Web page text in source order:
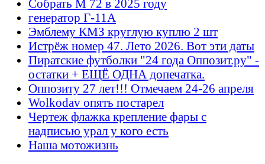
Собрать М 72 в 2025 году
генератор Г-11А
Эмблему КМЗ круглую куплю 2 шт
Истрёж номер 47. Лето 2026. Вот эти даты
Пиратские футболки "24 года Оппозит.ру" -
остатки + ЕЩЁ ОДНА допечатка.
Оппозиту 27 лет!!! Отмечаем 24-26 апреля
Wolkodav опять постарел
Чертеж флажка крепление фары с
надписью урал у кого есть
Наша мотожизнь